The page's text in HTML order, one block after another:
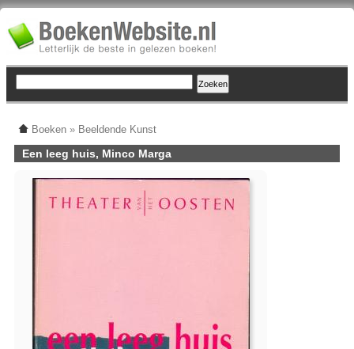
Boeken » Beeldende Kunst
Een leeg huis, Minco Marga